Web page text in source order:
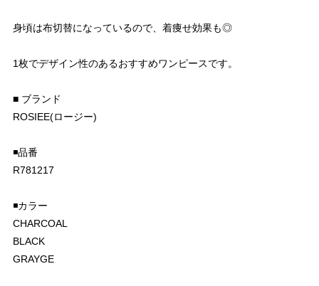
身頃は布切替になっているので、着痩せ効果も◎
1枚でデザイン性のあるおすすめワンピースです。
■ ブランド
ROSIEE(ロージー)
◾️品番
R781217
◾️カラー
CHARCOAL
BLACK
GRAYGE